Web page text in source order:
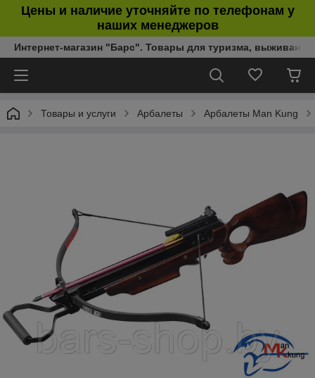
Цены и наличие уточняйте по телефонам у
наших менеджеров
Интернет-магазин "Барс". Товары для туризма,
Товары и услуги Арбалеты Арбалеты Man Kung